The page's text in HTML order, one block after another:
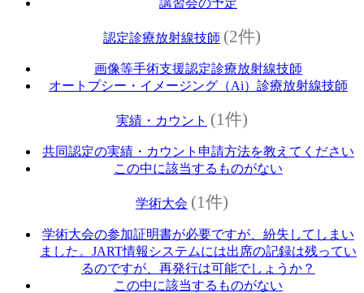
講習会の予定
認定診療放射線技師 (2件)
画像等手術支援認定診療放射線技師
オートプシー・イメージング（Ai）診療放射線技師
実績・カウント (1件)
共同認定の実績・カウント申請方法を教えてください
この中に該当するものがない
学術大会 (1件)
学術大会の参加証明書が必要ですが、紛失してしまい
ました。JART情報システムには出席の記録は残ってい
るのですが、再発行は可能でしょうか？
この中に該当するものがない